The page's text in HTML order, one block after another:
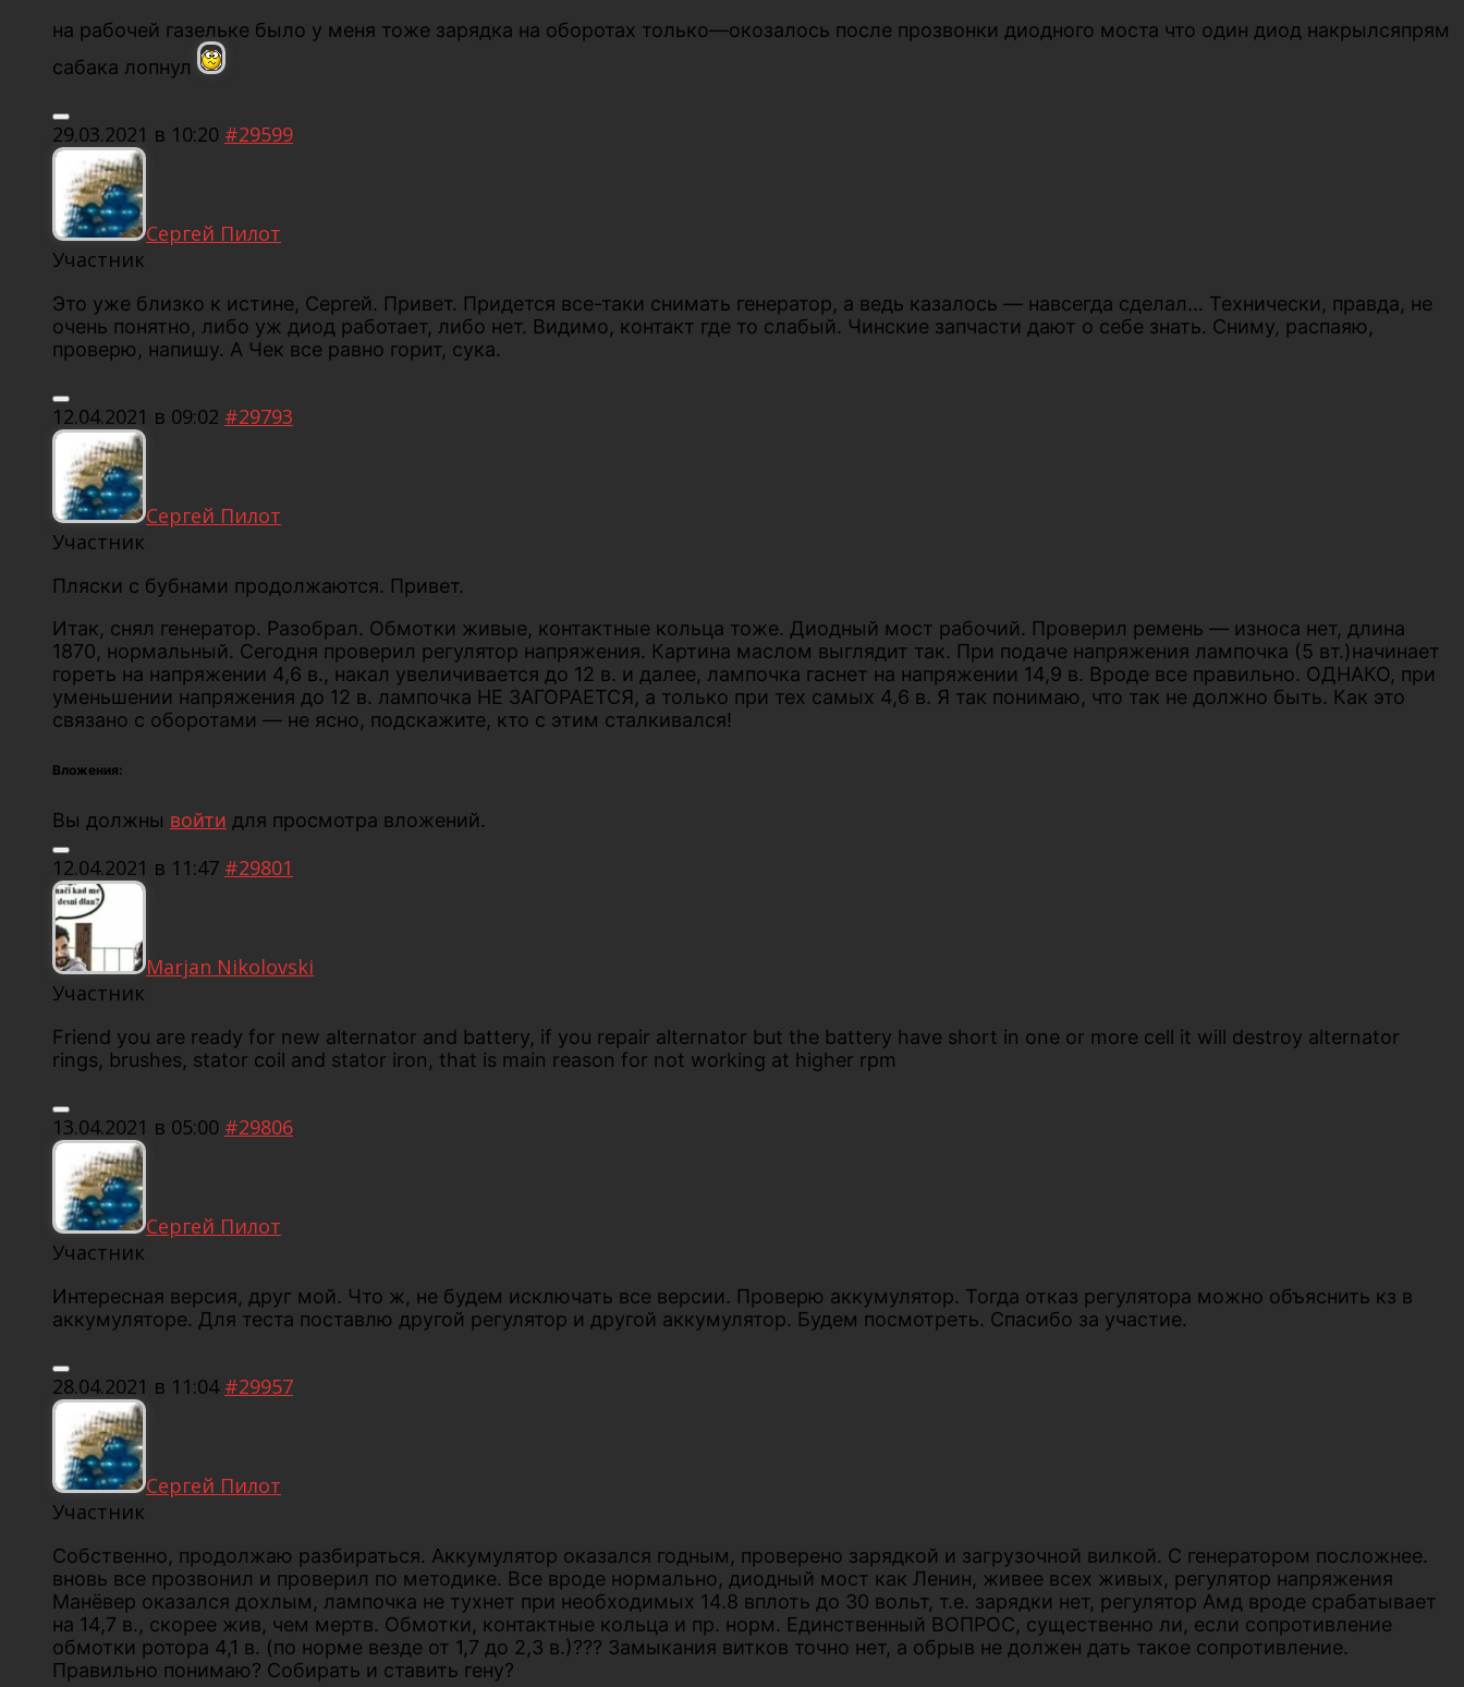
на рабочей газельке было у меня тоже зарядка на оборотах только—окозалось после прозвонки диодного моста что один диод накрылсяпрям
сабака лопнул
29.03.2021 в 10:20 #29599
Сергей Пилот
Участник
Это уже близко к истине, Сергей. Привет. Придется все-таки снимать генератор, а ведь казалось — навсегда сделал… Технически, правда, не
очень понятно, либо уж диод работает, либо нет. Видимо, контакт где то слабый. Чинские запчасти дают о себе знать. Сниму, распаяю,
проверю, напишу. А Чек все равно горит, сука.
12.04.2021 в 09:02 #29793
Сергей Пилот
Участник
Пляски с бубнами продолжаются. Привет.
Итак, снял генератор. Разобрал. Обмотки живые, контактные кольца тоже. Диодный мост рабочий. Проверил ремень — износа нет, длина
1870, нормальный. Сегодня проверил регулятор напряжения. Картина маслом выглядит так. При подаче напряжения лампочка (5 вт.)начинает
гореть на напряжении 4,6 в., накал увеличивается до 12 в. и далее, лампочка гаснет на напряжении 14,9 в. Вроде все правильно. ОДНАКО, при
уменьшении напряжения до 12 в. лампочка НЕ ЗАГОРАЕТСЯ, а только при тех самых 4,6 в. Я так понимаю, что так не должно быть. Как это
связано с оборотами — не ясно, подскажите, кто с этим сталкивался!
Вложения:
Вы должны войти для просмотра вложений.
12.04.2021 в 11:47 #29801
Marjan Nikolovski
Участник
Friend you are ready for new alternator and battery, if you repair alternator but the battery have short in one or more cell it will destroy alternator
rings, brushes, stator coil and stator iron, that is main reason for not working at higher rpm
13.04.2021 в 05:00 #29806
Сергей Пилот
Участник
Интересная версия, друг мой. Что ж, не будем исключать все версии. Проверю аккумулятор. Тогда отказ регулятора можно объяснить кз в
аккумуляторе. Для теста поставлю другой регулятор и другой аккумулятор. Будем посмотреть. Спасибо за участие.
28.04.2021 в 11:04 #29957
Сергей Пилот
Участник
Собственно, продолжаю разбираться. Аккумулятор оказался годным, проверено зарядкой и загрузочной вилкой. С генератором посложнее.
вновь все прозвонил и проверил по методике. Все вроде нормально, диодный мост как Ленин, живее всех живых, регулятор напряжения
Манёвер оказался дохлым, лампочка не тухнет при необходимых 14.8 вплоть до 30 вольт, т.е. зарядки нет, регулятор Амд вроде срабатывает
на 14,7 в., скорее жив, чем мертв. Обмотки, контактные кольца и пр. норм. Единственный ВОПРОС, существенно ли, если сопротивление
обмотки ротора 4,1 в. (по норме везде от 1,7 до 2,3 в.)??? Замыкания витков точно нет, а обрыв не должен дать такое сопротивление.
Правильно понимаю? Собирать и ставить гену?